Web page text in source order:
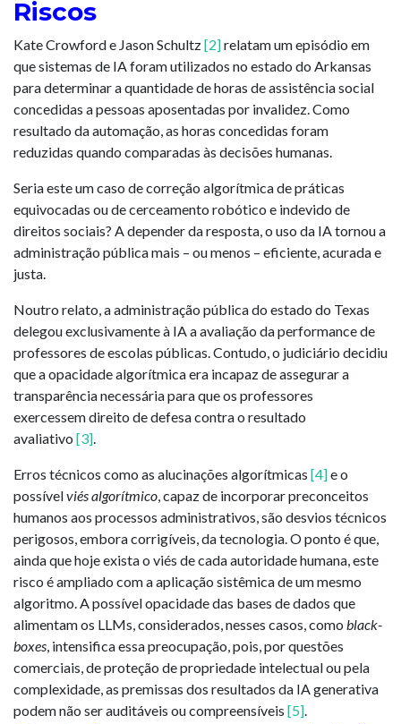
Riscos
Kate Crowford e Jason Schultz[2]relatam um episódio em
que sistemas de IA foram utilizados no estado do Arkansas
para determinar a quantidade de horas de assistência social
concedidas a pessoas aposentadas por invalidez. Como
resultado da automação, as horas concedidas foram
reduzidas quando comparadas às decisões humanas.
Seria este um caso de correção algorítmica de práticas
equivocadas ou de cerceamento robótico e indevido de
direitos sociais? A depender da resposta, o uso da IA tornou a
administração pública mais – ou menos – eficiente, acurada e
justa.
Noutro relato, a administração pública do estado do Texas
delegou exclusivamente à IA a avaliação da performance de
professores de escolas públicas. Contudo, o judiciário decidiu
que a opacidade algorítmica era incapaz de assegurar a
transparência necessária para que os professores
exercessem direito de defesa contra o resultado
avaliativo [3].
Erros técnicos como as alucinações algorítmicas [4]e o
possívelviés algorítmico, capaz de incorporar preconceitos
humanos aos processos administrativos, são desvios técnicos
perigosos, embora corrigíveis, da tecnologia. O ponto é que,
ainda que hoje exista o viés de cada autoridade humana, este
risco é ampliado com a aplicação sistêmica de um mesmo
algoritmo. A possível opacidade das bases de dados que
alimentam os LLMs, considerados, nesses casos, como black-
boxes, intensifica essa preocupação, pois, por questões
comerciais, de proteção de propriedade intelectual ou pela
complexidade, as premissas dos resultados da IA generativa
podem não ser auditáveis ou compreensíveis [5].